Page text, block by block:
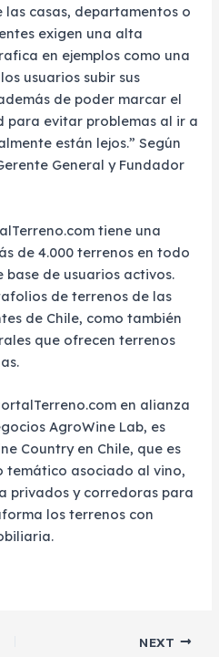
casas, departamentos o
exigen una alta
en ejemplos como una
usuarios subir sus
de poder marcar el
para evitar problemas al ir a
están lejos.” Según
General y Fundador
tiene una
de 4.000 terrenos en todo
de usuarios activos.
de terrenos de las
de Chile, como también
que ofrecen terrenos
en alianza
AgroWine Lab, es
Country en Chile, que es
temático asociado al vino,
privados y corredoras para
los terrenos con
NEXT